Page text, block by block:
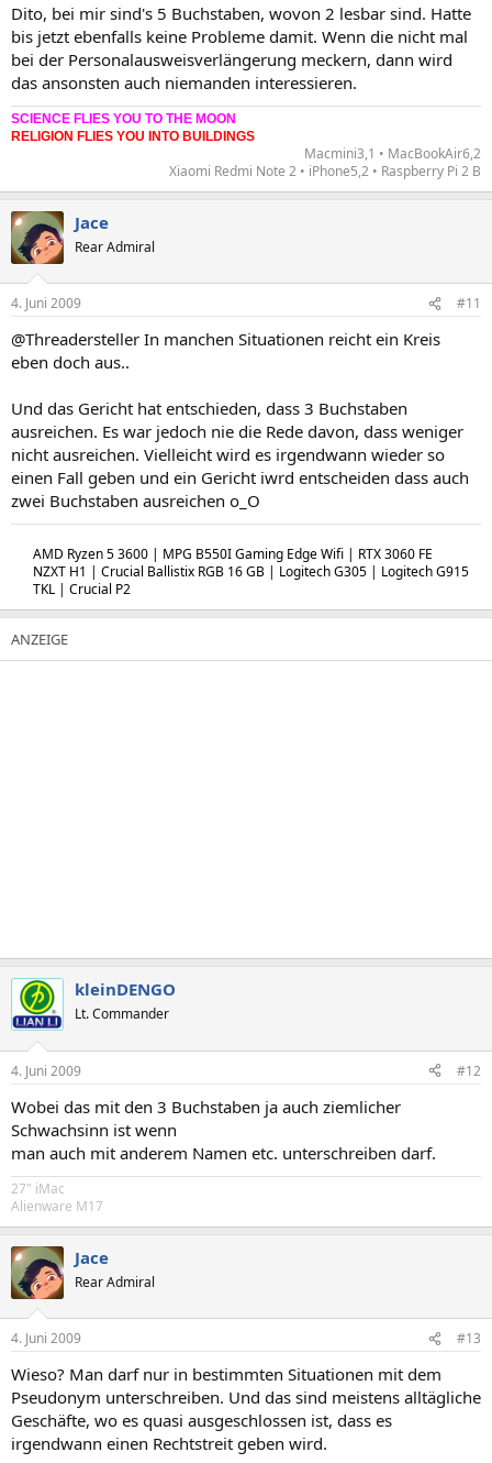
Dito, bei mir sind's 5 Buchstaben, wovon 2 lesbar sind. Hatte
bis jetzt ebenfalls keine Probleme damit. Wenn die nicht mal
bei der Personalausweisverlängerung meckern, dann wird
das ansonsten auch niemanden interessieren.
SCIENCE FLIES YOU TO THE MOON
RELIGION FLIES YOU INTO BUILDINGS
Macmini3,1 • MacBookAir6,2
Xiaomi Redmi Note 2 • iPhone5,2 • Raspberry Pi 2 B​
Jace
Rear Admiral
4. Juni 2009 #11
@Threadersteller In manchen Situationen reicht ein Kreis
eben doch aus..
Und das Gericht hat entschieden, dass 3 Buchstaben
ausreichen. Es war jedoch nie die Rede davon, dass weniger
nicht ausreichen. Vielleicht wird es irgendwann wieder so
einen Fall geben und ein Gericht iwrd entscheiden dass auch
zwei Buchstaben ausreichen o_O
AMD Ryzen 5 3600 | MPG B550I Gaming Edge Wifi | RTX 3060 FE
NZXT H1 | Crucial Ballistix RGB 16 GB | Logitech G305 | Logitech G915
TKL | Crucial P2
kleinDENGO
Lt. Commander
4. Juni 2009 #12
Wobei das mit den 3 Buchstaben ja auch ziemlicher
Schwachsinn ist wenn
man auch mit anderem Namen etc. unterschreiben darf.
27" iMac
Alienware M17
Jace
Rear Admiral
4. Juni 2009 #13
Wieso? Man darf nur in bestimmten Situationen mit dem
Pseudonym unterschreiben. Und das sind meistens alltägliche
Geschäfte, wo es quasi ausgeschlossen ist, dass es
irgendwann einen Rechtstreit geben wird.